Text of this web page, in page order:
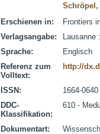
Schröpel,
Erschienen in:
Frontiers
Verlagsangabe:
Lausanne
Sprache:
Englisch
Referenz zum
Volltext:
http://
ISSN:
1664-0640
DDC-
Klassifikation:
610 -
Dokumentart: